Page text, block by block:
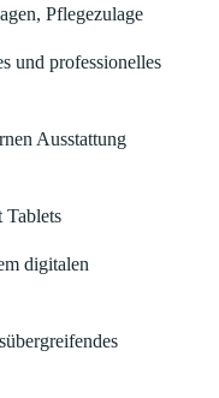
Pflegezulage
und professionelles
Ausstattung
Tablets
digitalen